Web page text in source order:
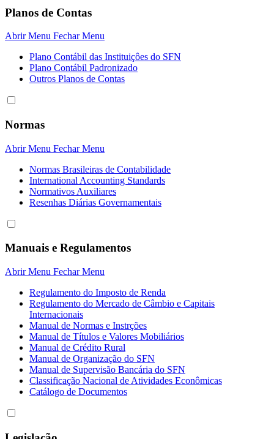
Planos de Contas
Abrir Menu Fechar Menu
Plano Contábil das Instituiçôes do SFN
Plano Contábil Padronizado
Outros Planos de Contas
Normas
Abrir Menu Fechar Menu
Normas Brasileiras de Contabilidade
International Accounting Standards
Normativos Auxiliares
Resenhas Diárias Governamentais
Manuais e Regulamentos
Abrir Menu Fechar Menu
Regulamento do Imposto de Renda
Regulamento do Mercado de Câmbio e Capitais
Internacionais
Manual de Normas e Instrções
Manual de Títulos e Valores Mobiliários
Manual de Crédito Rural
Manual de Organização do SFN
Manual de Supervisão Bancária do SFN
Classificação Nacional de Atividades Econômicas
Catálogo de Documentos